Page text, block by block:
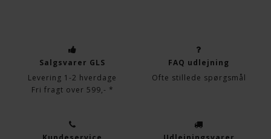
Salgsvarer GLS
Levering 1-2 hverdage
Fri fragt over 599,- *
FAQ udlejning
Ofte stillede spørgsmål